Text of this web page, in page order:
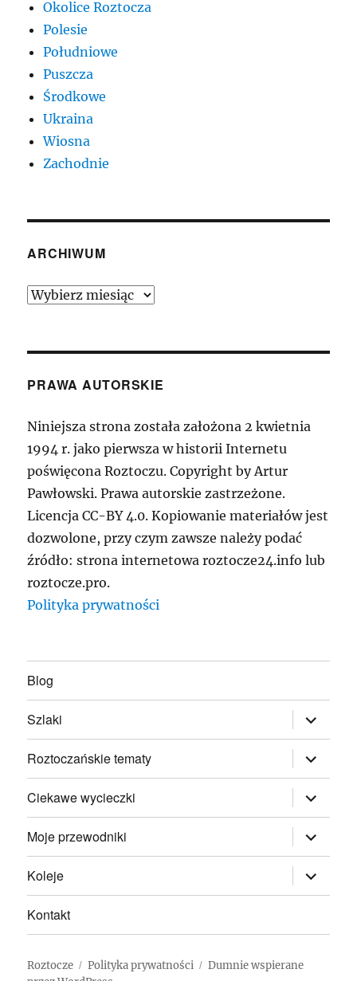
Okolice Roztocza
Polesie
Południowe
Puszcza
Środkowe
Ukraina
Wiosna
Zachodnie
ARCHIWUM
Archiwum
PRAWA AUTORSKIE
Niniejsza strona została założona 2 kwietnia
1994 r. jako pierwsza w historii Internetu
poświęcona Roztoczu. Copyright by Artur
Pawłowski. Prawa autorskie zastrzeżone.
Licencja CC-BY 4.0. Kopiowanie materiałów jest
dozwolone, przy czym zawsze należy podać
źródło: strona internetowa roztocze24.info lub
roztocze.pro.
Polityka prywatności
Blog
Szlaki rozwiń
menu
potomne
Roztoczańskie tematy
rozwiń
menu
potomne
Ciekawe wycieczki
rozwiń
menu
potomne
Moje przewodniki
rozwiń
menu
potomne
Koleje
rozwiń
menu
potomne
Kontakt
Roztocze Polityka prywatności
Dumnie wspierane